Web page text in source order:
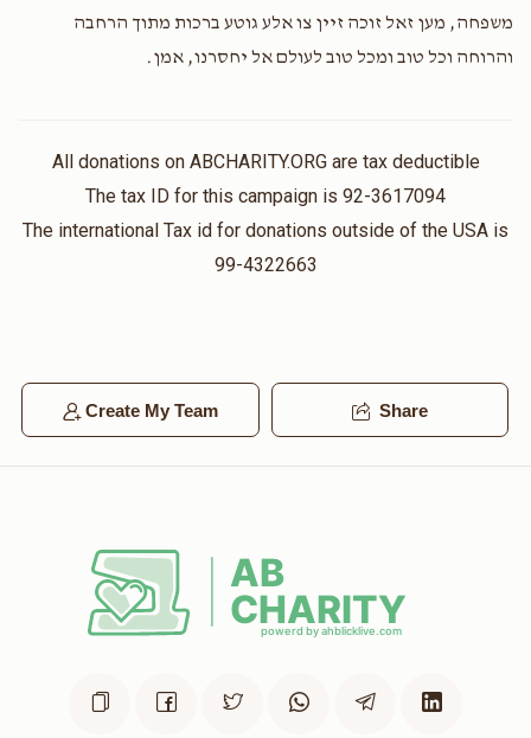
משפחה, מען זאל זוכה זיין צו אלע גוטע ברכות מתוך הרחבה
והרוחה וכל טוב ומכל טוב לעולם אל יחסרנו, אמן.
All donations on ABCHARITY.ORG are tax deductible
The tax ID for this campaign is 92-3617094
The international Tax id for donations outside of the USA is
99-4322663
Create My Team Share